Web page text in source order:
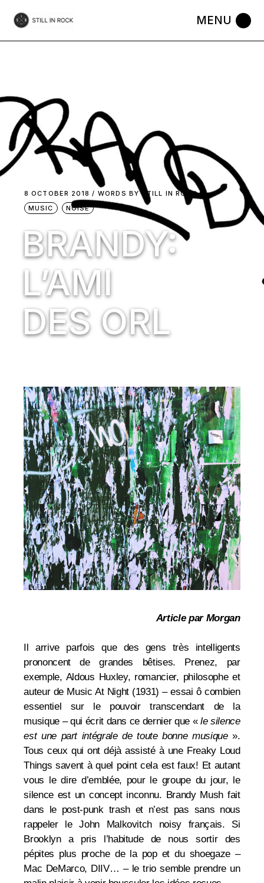
the
8 OCTOBER 2018 WORDS BYSTILL IN ROCK
MUSIC
NOISE
BRANDY:
L’AMI
DES ORL
Article par Morgan
Il arrive parfois que des gens très intelligents
prononcent de grandes bêtises. Prenez, par
exemple, Aldous Huxley, romancier, philosophe et
auteur de Music At Night (1931) – essai ô combien
essentiel sur le pouvoir transcendant de la
musique – qui écrit dans ce dernier que «le silence
est une part intégrale de toute bonne musique».
Tous ceux qui ont déjà assisté à une Freaky Loud
Things savent à quel point cela est faux! Et autant
vous le dire d’emblée, pour le groupe du jour, le
silence est un concept inconnu. Brandy Mush fait
dans le post-punk trash et n’est pas sans nous
rappeler le John Malkovitch noisy français. Si
Brooklyn a pris l’habitude de nous sortir des
pépites plus proche de la pop et du shoegaze –
Mac DeMarco, DIIV… – le trio semble prendre un